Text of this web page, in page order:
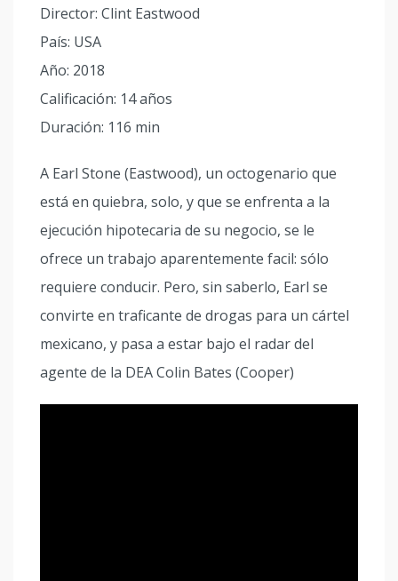
Director: Clint Eastwood
País: USA
Año: 2018
Calificación: 14 años
Duración: 116 min
A Earl Stone (Eastwood), un octogenario que
está en quiebra, solo, y que se enfrenta a la
ejecución hipotecaria de su negocio, se le
ofrece un trabajo aparentemente facil: sólo
requiere conducir. Pero, sin saberlo, Earl se
convirte en traficante de drogas para un cártel
mexicano, y pasa a estar bajo el radar del
agente de la DEA Colin Bates (Cooper)